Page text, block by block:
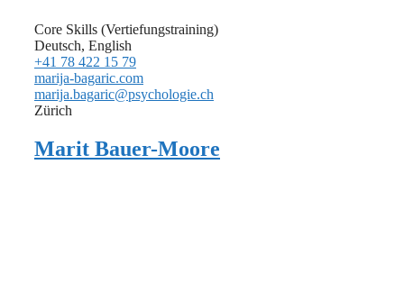
Core Skills (Vertiefungstraining)
Deutsch, English
+41 78 422 15 79
marija-bagaric.com
marija.bagaric@psychologie.ch
Zürich
Marit Bauer-Moore